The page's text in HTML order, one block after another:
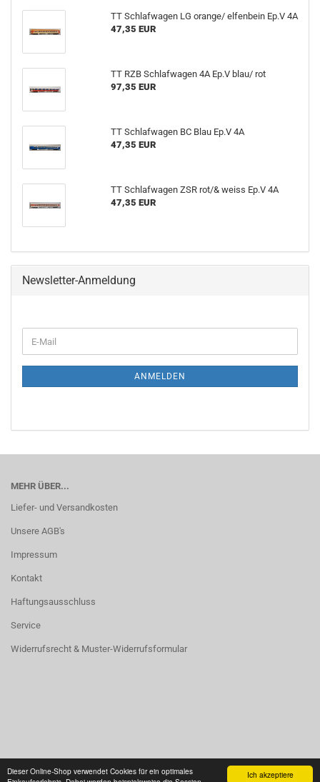
Ich akzeptiere
Dieser Online-Shop verwendet Cookies für ein optimales
TT Schlafwagen LG orange/ elfenbein Ep.V 4A
47,35 EUR
TT RZB Schlafwagen 4A Ep.V blau/ rot
97,35 EUR
TT Schlafwagen BC Blau Ep.V 4A
47,35 EUR
TT Schlafwagen ZSR rot/& weiss Ep.V 4A
47,35 EUR
Newsletter-Anmeldung
ZUR
E-
Mail
ANMELDEN
MEHR ÜBER...
Liefer- und Versandkosten
Unsere AGB's
Impressum
Kontakt
Haftungsausschluss
Service
Widerrufsrecht & Muster-Widerrufsformular
Vertrag widerrufen